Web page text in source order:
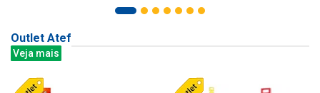
Outlet Atef
Veja mais